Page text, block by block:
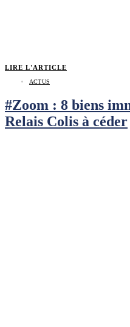
LIRE L'ARTICLE
ACTUS
#Zoom : 8 biens immobiliers de la société
Relais Colis à céder